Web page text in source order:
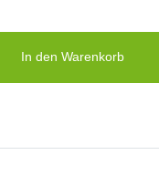
In den Warenkorb